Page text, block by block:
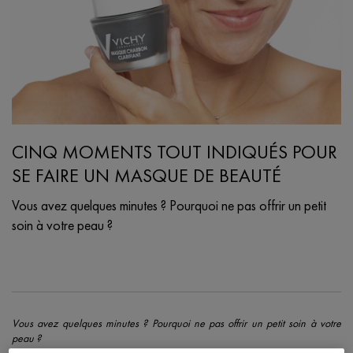
CINQ MOMENTS TOUT INDIQUÉS POUR
SE FAIRE UN MASQUE DE BEAUTÉ
Vous avez quelques minutes ? Pourquoi ne pas offrir un petit
soin à votre peau ?
Vous avez quelques minutes ? Pourquoi ne pas offrir un petit soin à votre
peau ?